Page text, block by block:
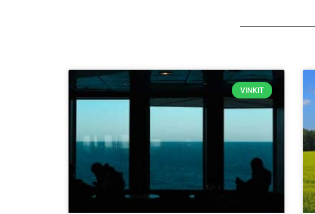
VINKIT